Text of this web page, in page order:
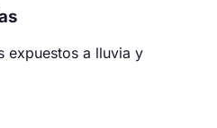
expuestos a lluvia y